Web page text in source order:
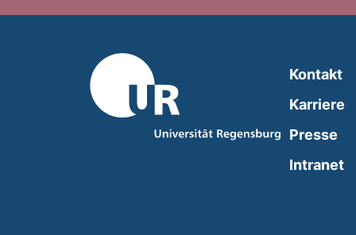
Kontakt
Karriere
Presse
Intranet